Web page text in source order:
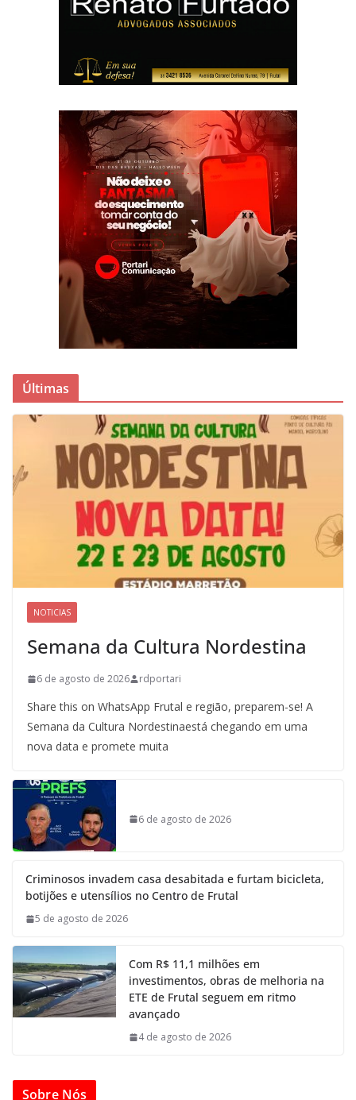
Últimas
NOTICIAS
Semana da Cultura Nordestina
6 de agosto de 2026 rdportari
Share this on WhatsApp Frutal e região, preparem-se! A
Semana da Cultura Nordestinaestá chegando em uma
nova data e promete muita
6 de agosto de 2026
Criminosos invadem casa desabitada e furtam bicicleta,
botijões e utensílios no Centro de Frutal
5 de agosto de 2026
Com R$ 11,1 milhões em
investimentos, obras de melhoria na
ETE de Frutal seguem em ritmo
avançado
4 de agosto de 2026
Sobre Nós